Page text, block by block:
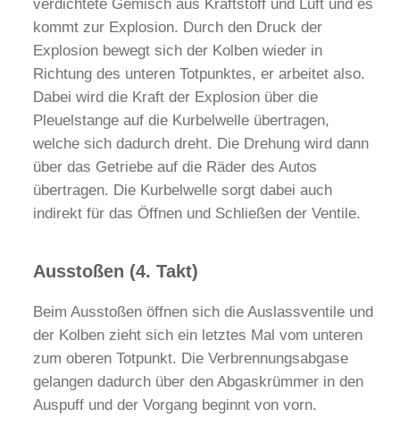
verdichtete Gemisch aus Kraftstoff und Luft und es
kommt zur Explosion. Durch den Druck der
Explosion bewegt sich der Kolben wieder in
Richtung des unteren Totpunktes, er arbeitet also.
Dabei wird die Kraft der Explosion über die
Pleuelstange auf die Kurbelwelle übertragen,
welche sich dadurch dreht. Die Drehung wird dann
über das Getriebe auf die Räder des Autos
übertragen. Die Kurbelwelle sorgt dabei auch
indirekt für das Öffnen und Schließen der Ventile.
Ausstoßen (4. Takt)
Beim Ausstoßen öffnen sich die Auslassventile und
der Kolben zieht sich ein letztes Mal vom unteren
zum oberen Totpunkt. Die Verbrennungsabgase
gelangen dadurch über den Abgaskrümmer in den
Auspuff und der Vorgang beginnt von vorn.